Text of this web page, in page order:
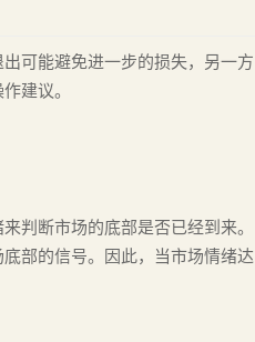
可能避免进一步的损失，另一方
建议。
判断市场的底部是否已经到来。
部的信号。因此，当市场情绪达